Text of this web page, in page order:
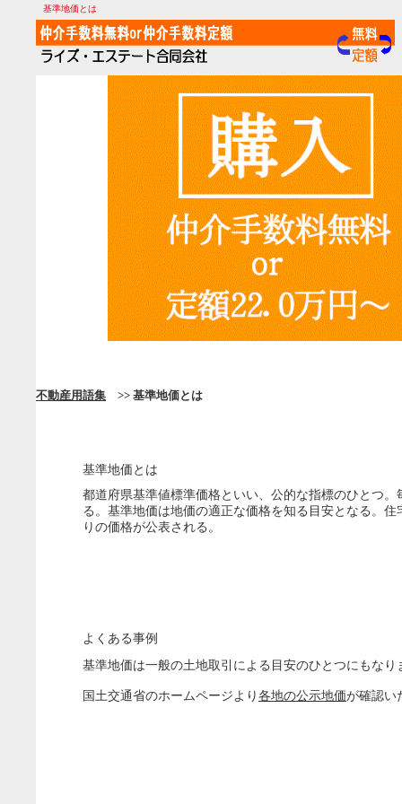
基準地価とは
不動産用語集 >> 基準地価とは
基準地価とは
都道府県基準値標準価格といい、公的な指標のひとつ
る。基準地価は地価の適正な価格を知る目安となる。
りの価格が公表される。
よくある事例
基準地価は一般の土地取引による目安のひとつにもなり
国土交通省のホームページより 各地の公示地価が確認い